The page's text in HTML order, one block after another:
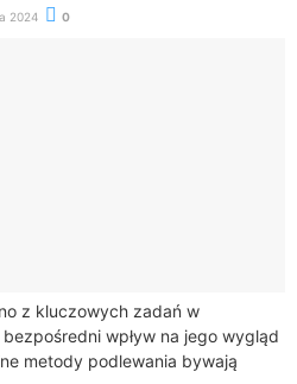
2024 0
z kluczowych zadań w
wpływ na jego wygląd
metody podlewania bywają